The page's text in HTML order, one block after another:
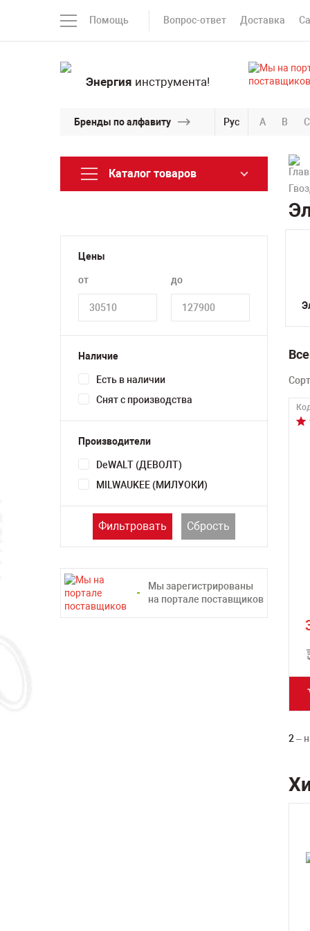
Помощь Вопрос-ответ Доставка
Энергия инструмента!
Бренды по алфавиту Рус A B C
Каталог товаров
Цены
от до
Наличие
Есть в наличии
Снят с производства
Производители
DeWALT (ДЕВОЛТ)
MILWAUKEE (МИЛУОКИ)
Фильтровать Сбрость
Мы зарегистрированы
на портале поставщиков
2 –